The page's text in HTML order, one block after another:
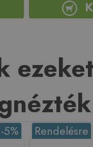
-5% Rendelésre